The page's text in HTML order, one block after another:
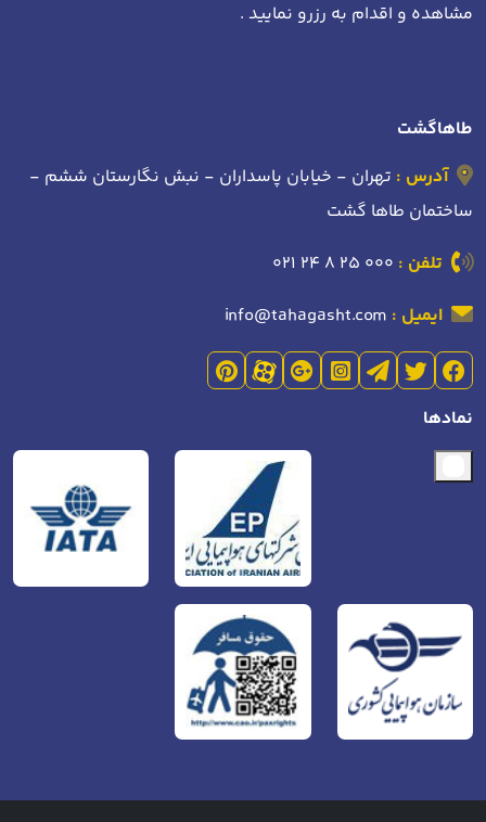
مشاهده و اقدام به رزرو نمایید .
طاهاگشت
آدرس : تهران - خیابان پاسداران - نبش نگارستان ششم -
ساختمان طاها گشت
تلفن : 021 24 8 25 000
ایمیل : info@tahagasht.com
نمادها